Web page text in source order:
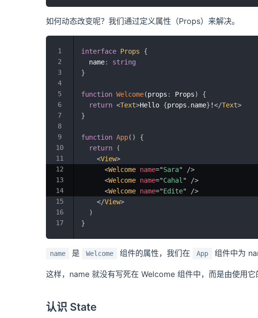
如何动态改变呢？我们通过定义属性（Props）来解决。
interface Props
{
  name
:
string
}
function Welcome(props : Props)
{
return <Text>Hello {props . name} !</Text>
}
function App( )
{
return
(
<View>
<Welcome name="Sara"
/>
<Welcome name="Cahal "
/>
<Welcome name="Edite"
/>
</View>
)
}
name 是 Welcome 组件的属性，我们在 App 组件中为
这样，name 就没有写死在 Welcome 组件中，而是由使用它
认识 State